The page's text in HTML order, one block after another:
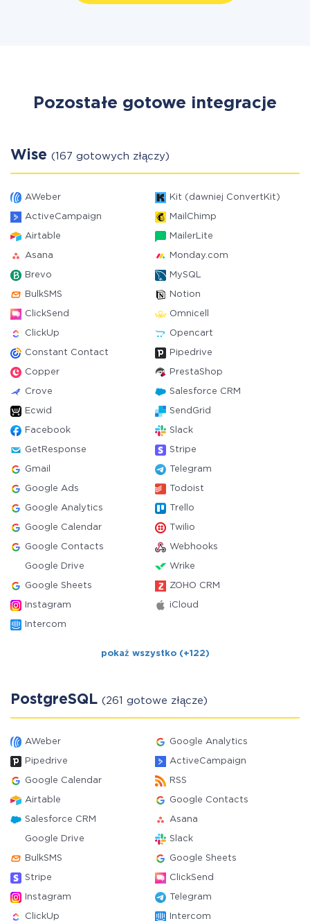
Pozostałe gotowe integracje
Wise (167 gotowych złączy)
AWeber Kit (dawniej ConvertKit)
ActiveCampaign MailChimp
Airtable MailerLite
Asana Monday.com
Brevo MySQL
BulkSMS Notion
ClickSend Omnicell
ClickUp Opencart
Constant Contact Pipedrive
Copper PrestaShop
Crove Salesforce CRM
Ecwid SendGrid
Facebook Slack
GetResponse Stripe
Gmail Telegram
Google Ads Todoist
Google Analytics Trello
Google Calendar Twilio
Google Contacts Webhooks
Google Drive Wrike
Google Sheets ZOHO CRM
Instagram iCloud
Intercom
pokaż wszystko (+122)
PostgreSQL (261 gotowe złącze)
AWeber Google Analytics
Pipedrive ActiveCampaign
Google Calendar RSS
Airtable Google Contacts
Salesforce CRM Asana
Google Drive Slack
BulkSMS Google Sheets
Stripe ClickSend
Instagram Telegram
ClickUp Intercom